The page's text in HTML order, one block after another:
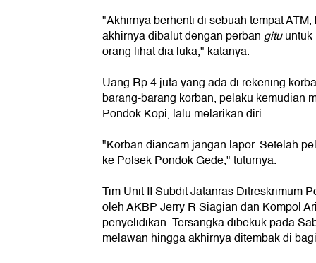
"Akhirnya berhenti di sebuah tempat
akhirnya dibalut dengan perbangituuntuk
orang lihat dia luka," katanya.
Uang Rp 4 juta yang ada di rekening
barang-barang korban, pelaku kemudian
Pondok Kopi, lalu melarikan diri.
"Korban diancam jangan lapor. Setelah
ke Polsek Pondok Gede," tuturnya.
Tim Unit II Subdit Jatanras Ditreskrimum
oleh AKBP Jerry R Siagian dan Kompol
penyelidikan. Tersangka dibekuk pada
melawan hingga akhirnya ditembak di